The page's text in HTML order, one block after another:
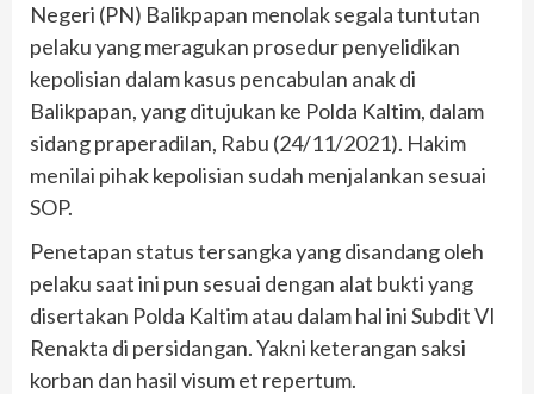
Negeri (PN) Balikpapan menolak segala tuntutan
pelaku yang meragukan prosedur penyelidikan
kepolisian dalam kasus pencabulan anak di
Balikpapan, yang ditujukan ke Polda Kaltim, dalam
sidang praperadilan, Rabu (24/11/2021). Hakim
menilai pihak kepolisian sudah menjalankan sesuai
SOP.
Penetapan status tersangka yang disandang oleh
pelaku saat ini pun sesuai dengan alat bukti yang
disertakan Polda Kaltim atau dalam hal ini Subdit VI
Renakta di persidangan. Yakni keterangan saksi
korban dan hasil visum et repertum.